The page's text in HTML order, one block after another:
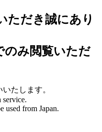
ただき誠にあり
のみ閲覧いただ
たします。
service.
used from Japan.